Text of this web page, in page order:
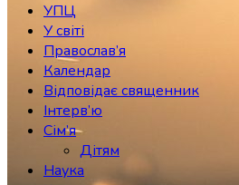
УПЦ
У світі
Православ’я
Календар
Відповідає священник
Інтерв’ю
Сім’я
Дітям
Наука